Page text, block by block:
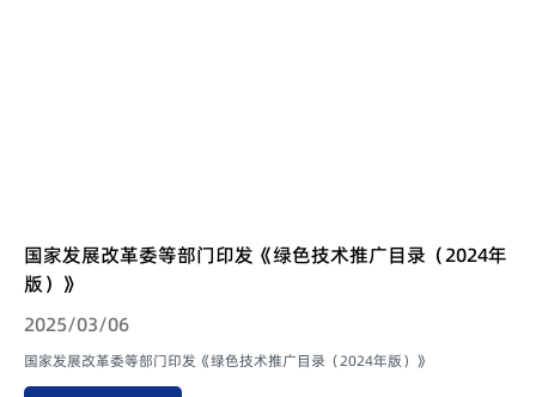
国家发展改革委等部门印发《绿色技术推广目录（2024年
版）》
2025/03/06
国家发展改革委等部门印发《绿色技术推广目录（2024年版）》